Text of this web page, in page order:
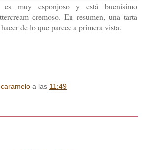
es muy esponjoso y está buenísimo
cremoso. En resumen, una tarta
de lo que parece a primera vista.
a las 11:49